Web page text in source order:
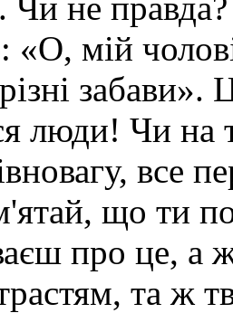
«О, мій
забави».
люди! Чи на
все
що ти
про це, а
та ж